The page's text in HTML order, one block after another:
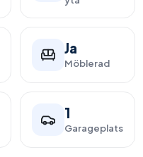
Ja
Möblerad
1
Garageplats